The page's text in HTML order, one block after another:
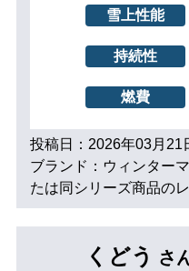
雪上性能
持続性
燃費
投稿日：2026年03月21
ブランド：ウィンター
たは同シリーズ商品の
くどう さ